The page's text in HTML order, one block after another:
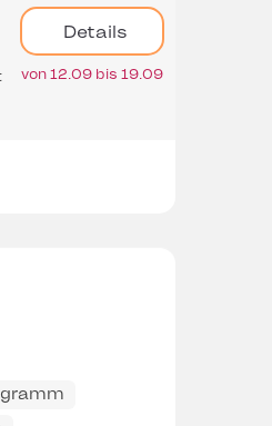
Details
von 12.09 bis 19.09